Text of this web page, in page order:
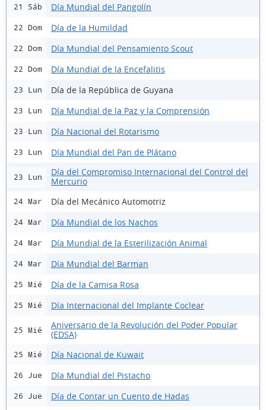
21 Sáb Día Mundial del Pangolín
22 Dom Día de la Humildad
22 Dom Día Mundial del Pensamiento Scout
22 Dom Día Mundial de la Encefalitis
23 Lun Día de la República de Guyana
23 Lun Día Mundial de la Paz y la Comprensión
23 Lun Día Nacional del Rotarismo
23 Lun Día Mundial del Pan de Plátano
23 Lun
Día del Compromiso Internacional del Control del
Mercurio
24 Mar Día del Mecánico Automotriz
24 Mar Día Mundial de los Nachos
24 Mar Día Mundial de la Esterilización Animal
24 Mar Día Mundial del Barman
25 Mié Día de la Camisa Rosa
25 Mié Día Internacional del Implante Coclear
25 Mié
Aniversario de la Revolución del Poder Popular
(EDSA)
25 Mié Día Nacional de Kuwait
26 Jue Día Mundial del Pistacho
26 Jue Día de Contar un Cuento de Hadas